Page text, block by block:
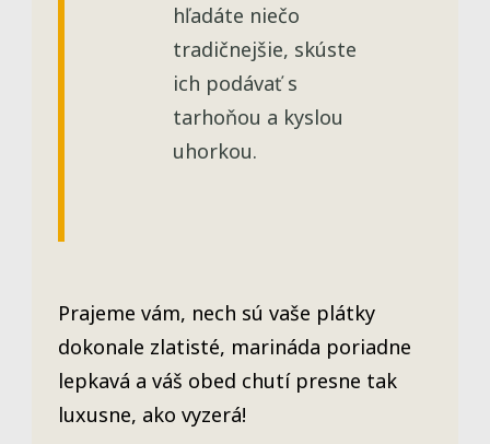
hľadáte niečo
tradičnejšie, skúste
ich podávať s
tarhoňou a kyslou
uhorkou.
Prajeme vám, nech sú vaše plátky
dokonale zlatisté, marináda poriadne
lepkavá a váš obed chutí presne tak
luxusne, ako vyzerá!